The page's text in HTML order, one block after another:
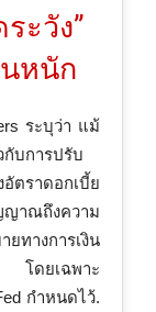
ะวัง”
หนัก
ระบุว่า แม้
กับการปรับ
ตราดอกเบี้ย
าณถึงความ
างการเงิน
โดยเฉพาะ
กำหนดไว้.